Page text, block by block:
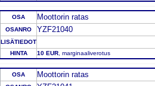
OSA Moottorin ratas
OSANRO YZF21040
LISÄTIEDOT
HINTA
10 EUR , marginaaliverotus
OSA Moottorin ratas